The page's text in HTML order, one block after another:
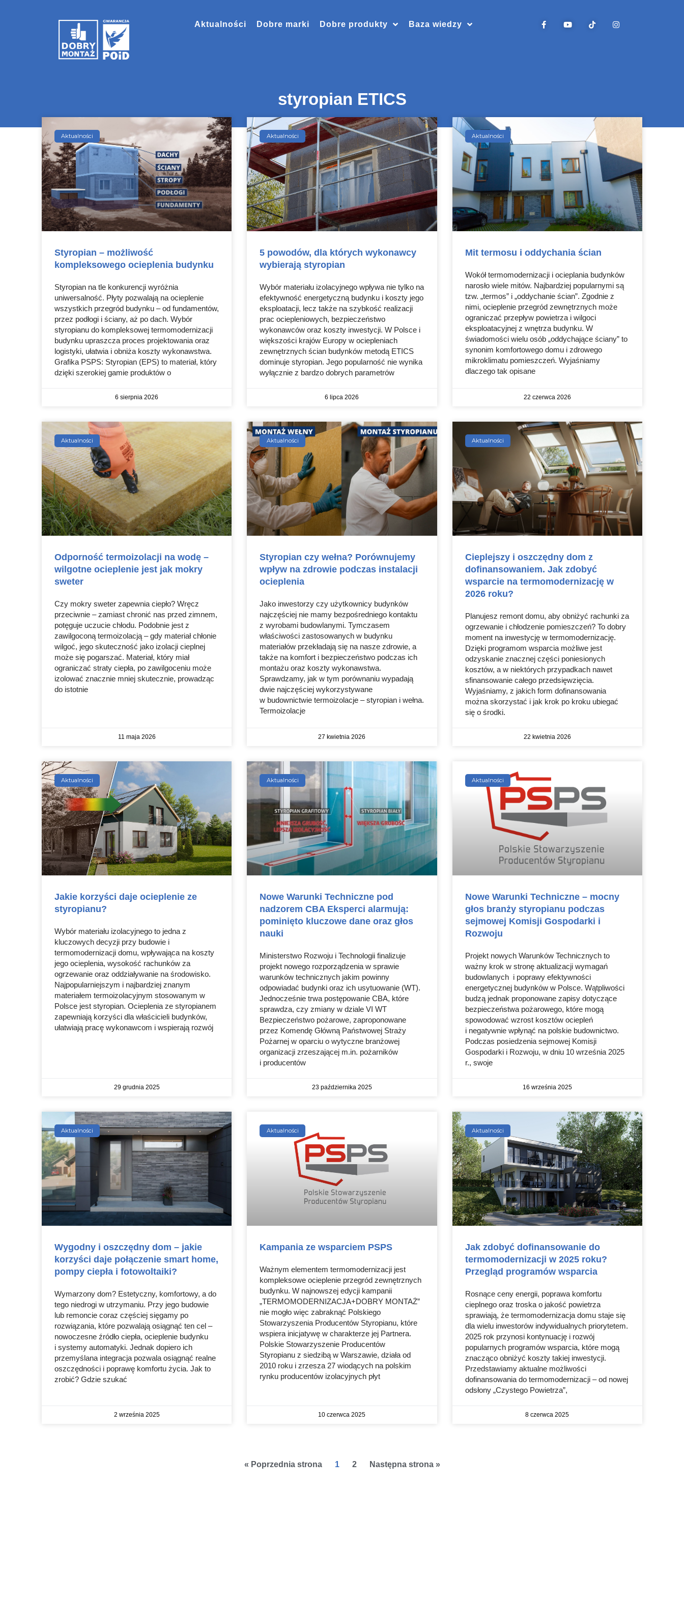
Aktualności Dobre marki Dobre produkty Baza wiedzy
styropian ETICS
Aktualności
Styropian – możliwość
kompleksowego ocieplenia budynku
Styropian na tle konkurencji wyróżnia
uniwersalność. Płyty pozwalają na ocieplenie
wszystkich przegród budynku – od fundamentów,
przez podłogi i ściany, aż po dach. Wybór
styropianu do kompleksowej termomodernizacji
budynku upraszcza proces projektowania oraz
logistyki, ułatwia i obniża koszty wykonawstwa.
Grafika PSPS: Styropian (EPS) to materiał, który
dzięki szerokiej gamie produktów o
6 sierpnia 2026
Aktualności
5 powodów, dla których wykonawcy
wybierają styropian
Wybór materiału izolacyjnego wpływa nie tylko na
efektywność energetyczną budynku i koszty jego
eksploatacji, lecz także na szybkość realizacji
prac ociepleniowych, bezpieczeństwo
wykonawców oraz koszty inwestycji. W Polsce i
większości krajów Europy w ociepleniach
zewnętrznych ścian budynków metodą ETICS
dominuje styropian. Jego popularność nie wynika
wyłącznie z bardzo dobrych parametrów
6 lipca 2026
Aktualności
Mit termosu i oddychania ścian
Wokół termomodernizacji i ocieplania budynków
narosło wiele mitów. Najbardziej popularnymi są
tzw. „termos” i „oddychanie ścian”. Zgodnie z
nimi, ocieplenie przegród zewnętrznych może
ograniczać przepływ powietrza i wilgoci
eksploatacyjnej z wnętrza budynku. W
świadomości wielu osób „oddychające ściany” to
synonim komfortowego domu i zdrowego
mikroklimatu pomieszczeń. Wyjaśniamy
dlaczego tak opisane
22 czerwca 2026
Aktualności
Odporność termoizolacji na wodę –
wilgotne ocieplenie jest jak mokry
sweter
Czy mokry sweter zapewnia ciepło? Wręcz
przeciwnie – zamiast chronić nas przed zimnem,
potęguje uczucie chłodu. Podobnie jest z
zawilgoconą termoizolacją – gdy materiał chłonie
wilgoć, jego skuteczność jako izolacji cieplnej
może się pogarszać. Materiał, który miał
ograniczać straty ciepła, po zawilgoceniu może
izolować znacznie mniej skutecznie, prowadząc
do istotnie
11 maja 2026
Aktualności
Styropian czy wełna? Porównujemy
wpływ na zdrowie podczas instalacji
ocieplenia
Jako inwestorzy czy użytkownicy budynków
najczęściej nie mamy bezpośredniego kontaktu
z wyrobami budowlanymi. Tymczasem
właściwości zastosowanych w budynku
materiałów przekładają się na nasze zdrowie, a
także na komfort i bezpieczeństwo podczas ich
montażu oraz koszty wykonawstwa.
Sprawdzamy, jak w tym porównaniu wypadają
dwie najczęściej wykorzystywane
w budownictwie termoizolacje – styropian i wełna.
Termoizolacje
27 kwietnia 2026
Aktualności
Cieplejszy i oszczędny dom z
dofinansowaniem. Jak zdobyć
wsparcie na termomodernizację w
2026 roku?
Planujesz remont domu, aby obniżyć rachunki za
ogrzewanie i chłodzenie pomieszczeń? To dobry
moment na inwestycję w termomodernizację.
Dzięki programom wsparcia możliwe jest
odzyskanie znacznej części poniesionych
kosztów, a w niektórych przypadkach nawet
sfinansowanie całego przedsięwzięcia.
Wyjaśniamy, z jakich form dofinansowania
można skorzystać i jak krok po kroku ubiegać
się o środki.
22 kwietnia 2026
Aktualności
Jakie korzyści daje ocieplenie ze
styropianu?
Wybór materiału izolacyjnego to jedna z
kluczowych decyzji przy budowie i
termomodernizacji domu, wpływająca na koszty
jego ocieplenia, wysokość rachunków za
ogrzewanie oraz oddziaływanie na środowisko.
Najpopularniejszym i najbardziej znanym
materiałem termoizolacyjnym stosowanym w
Polsce jest styropian. Ocieplenia ze styropianem
zapewniają korzyści dla właścicieli budynków,
ułatwiają pracę wykonawcom i wspierają rozwój
29 grudnia 2025
Aktualności
Nowe Warunki Techniczne pod
nadzorem CBA Eksperci alarmują:
pominięto kluczowe dane oraz głos
nauki
Ministerstwo Rozwoju i Technologii finalizuje
projekt nowego rozporządzenia w sprawie
warunków technicznych jakim powinny
odpowiadać budynki oraz ich usytuowanie (WT).
Jednocześnie trwa postępowanie CBA, które
sprawdza, czy zmiany w dziale VI WT
Bezpieczeństwo pożarowe, zaproponowane
przez Komendę Główną Państwowej Straży
Pożarnej w oparciu o wytyczne branżowej
organizacji zrzeszającej m.in. pożarników
i producentów
23 października 2025
Aktualności
Nowe Warunki Techniczne – mocny
głos branży styropianu podczas
sejmowej Komisji Gospodarki i
Rozwoju
Projekt nowych Warunków Technicznych to
ważny krok w stronę aktualizacji wymagań
budowlanych i poprawy efektywności
energetycznej budynków w Polsce. Wątpliwości
budzą jednak proponowane zapisy dotyczące
bezpieczeństwa pożarowego, które mogą
spowodować wzrost kosztów ociepleń
i negatywnie wpłynąć na polskie budownictwo.
Podczas posiedzenia sejmowej Komisji
Gospodarki i Rozwoju, w dniu 10 września 2025
r., swoje
16 września 2025
Aktualności
Wygodny i oszczędny dom – jakie
korzyści daje połączenie smart home,
pompy ciepła i fotowoltaiki?
Wymarzony dom? Estetyczny, komfortowy, a do
tego niedrogi w utrzymaniu. Przy jego budowie
lub remoncie coraz częściej sięgamy po
rozwiązania, które pozwalają osiągnąć ten cel –
nowoczesne źródło ciepła, ocieplenie budynku
i systemy automatyki. Jednak dopiero ich
przemyślana integracja pozwala osiągnąć realne
oszczędności i poprawę komfortu życia. Jak to
zrobić? Gdzie szukać
2 września 2025
Aktualności
Kampania ze wsparciem PSPS
Ważnym elementem termomodernizacji jest
kompleksowe ocieplenie przegród zewnętrznych
budynku. W najnowszej edycji kampanii
„TERMOMODERNIZACJA+DOBRY MONTAŻ”
nie mogło więc zabraknąć Polskiego
Stowarzyszenia Producentów Styropianu, które
wspiera inicjatywę w charakterze jej Partnera.
Polskie Stowarzyszenie Producentów
Styropianu z siedzibą w Warszawie, działa od
2010 roku i zrzesza 27 wiodących na polskim
rynku producentów izolacyjnych płyt
10 czerwca 2025
Aktualności
Jak zdobyć dofinansowanie do
termomodernizacji w 2025 roku?
Przegląd programów wsparcia
Rosnące ceny energii, poprawa komfortu
cieplnego oraz troska o jakość powietrza
sprawiają, że termomodernizacja domu staje się
dla wielu inwestorów indywidualnych priorytetem.
2025 rok przynosi kontynuację i rozwój
popularnych programów wsparcia, które mogą
znacząco obniżyć koszty takiej inwestycji.
Przedstawiamy aktualne możliwości
dofinansowania do termomodernizacji – od nowej
odsłony „Czystego Powietrza”,
8 czerwca 2025
« Poprzednia strona 1 2 Następna strona »